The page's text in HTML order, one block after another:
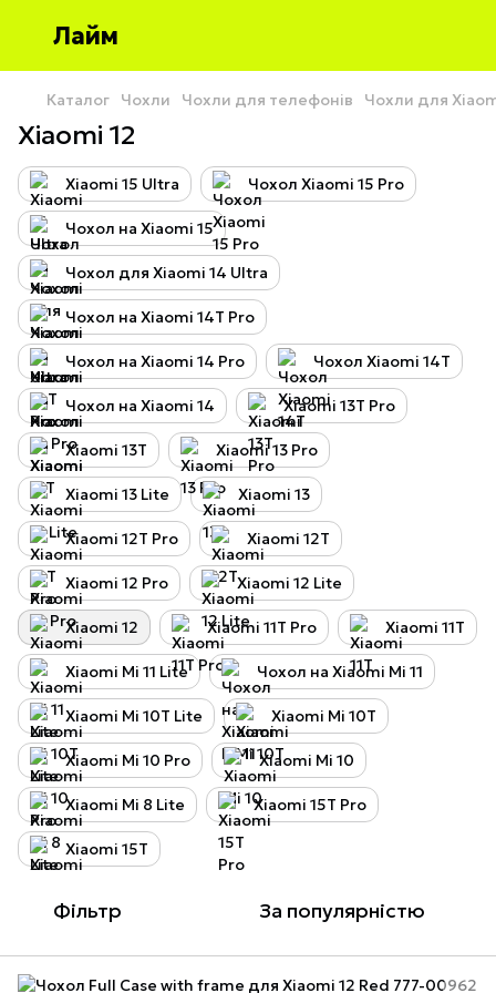
Лайм
Каталог Чохли Чохли для телефонів Чохли для
Xiaomi 12
Xiaomi 15 Ultra Чохол Xiaomi 15 Pro
Чохол на Xiaomi 15
Чохол для Xiaomi 14 Ultra
Чохол на Xiaomi 14T Pro
Чохол на Xiaomi 14 Pro Чохол Xiaomi 14T
Чохол на Xiaomi 14 Xiaomi 13T Pro
Xiaomi 13T Xiaomi 13 Pro
Xiaomi 13 Lite Xiaomi 13
Xiaomi 12T Pro Xiaomi 12T
Xiaomi 12 Pro Xiaomi 12 Lite
Xiaomi 12 Xiaomi 11T Pro Xiaomi 11T
Xiaomi Mi 11 Lite Чохол на Xiaomi Mi 11
Xiaomi Mi 10T Lite Xiaomi Mi 10T
Xiaomi Mi 10 Pro Xiaomi Mi 10
Xiaomi Mi 8 Lite Xiaomi 15T Pro
Xiaomi 15T
Фільтр За популярністю